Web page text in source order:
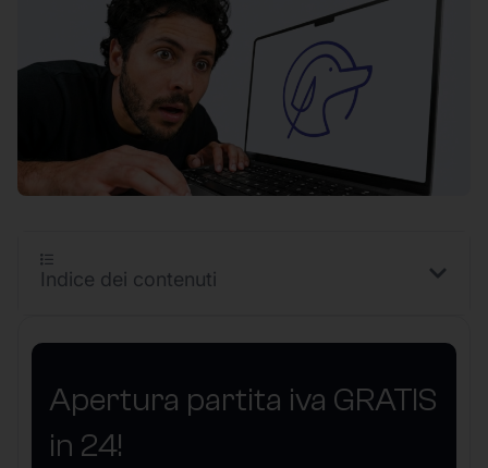
Apertura partita iva GRATIS
in 24!
Indice dei contenuti